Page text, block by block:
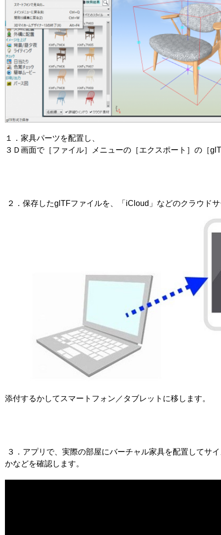
１．家具パーツを配置し、
３Ｄ画面で［ファイル］メニューの［エクスポート］の［
２．保存したglTFファイルを、「iCloud」などのクラウド
添付するかしてスマートフォン／タブレットに移します。
３．アプリで、実際の部屋にバーチャル家具を配置してサ
かなどを確認します。